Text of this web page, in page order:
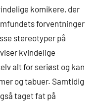
komikere, der
forventninger
stereotyper på
kvindelige
alt for seriøst og kan
og tabuer. Samtidig
taget fat på